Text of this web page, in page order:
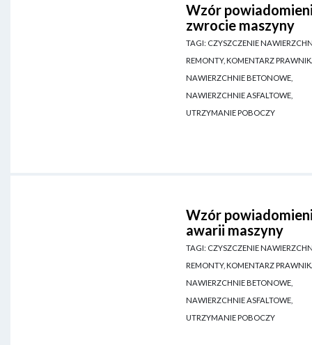
Wzór
zwrocie maszyny
TAGI: CZYSZCZENIE
REMONTY, KOMENTARZ
NAWIERZCHNIE BETONOWE,
NAWIERZCHNIE ASFALTOWE,
UTRZYMANIE POBOCZY
Wzór
awarii maszyny
TAGI: CZYSZCZENIE
REMONTY, KOMENTARZ
NAWIERZCHNIE BETONOWE,
NAWIERZCHNIE ASFALTOWE,
UTRZYMANIE POBOCZY